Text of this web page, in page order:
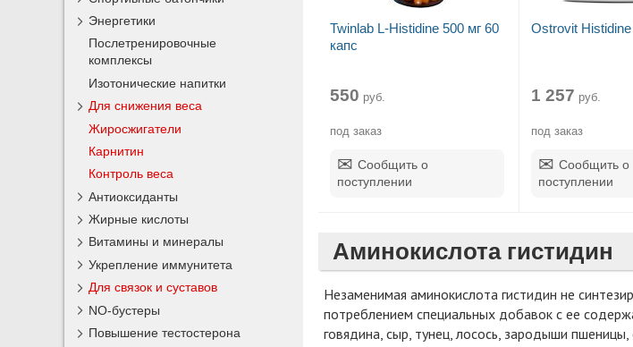
Twinlab L-Histidine 500 мг 60
капс
550 руб.
под заказ
Сообщить о
поступлении
Ostrovit Histidine
1 257 руб.
под заказ
Сообщить о
поступлении
Аминокислота гистидин
Незаменимая аминокислота гистидин не
потреблением специальных добавок с ее
говядина, сыр, тунец, лосось, зародыши
Энергетики
Послетренировочные
комплексы
Изотонические напитки
Для снижения веса
Жиросжигатели
Карнитин
Контроль веса
Антиоксиданты
Жирные кислоты
Витамины и минералы
Укрепление иммунитета
Для связок и суставов
NO-бустеры
Повышение тестостерона